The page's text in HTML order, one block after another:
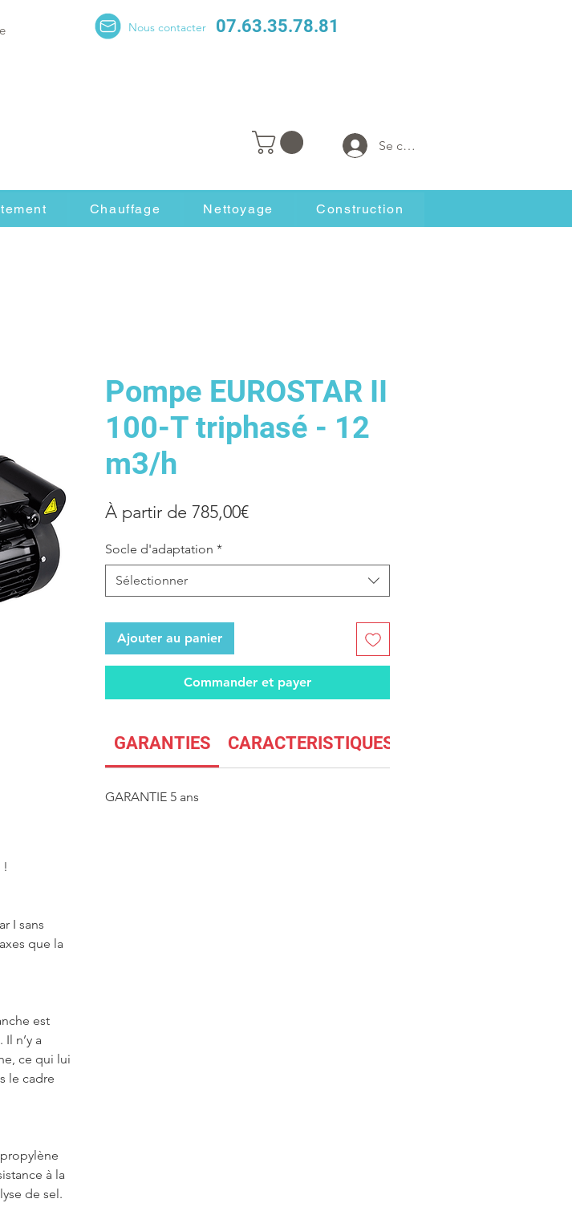
Nous contacter 07.63.35.78.81
Se connecter
Chauffage Nettoyage Construction
!
I sans
que la
est
n’y a
ce qui lui
le cadre
à la
de sel.
Pompe EUROSTAR II
100-T triphasé - 12
m3/h
À partir de 785,00€Prix
Socle d'adaptation *
Sélectionner
Ajouter au panier
Commander et payer
GARANTIES CARACTERISTIQUES
GARANTIE 5 ans